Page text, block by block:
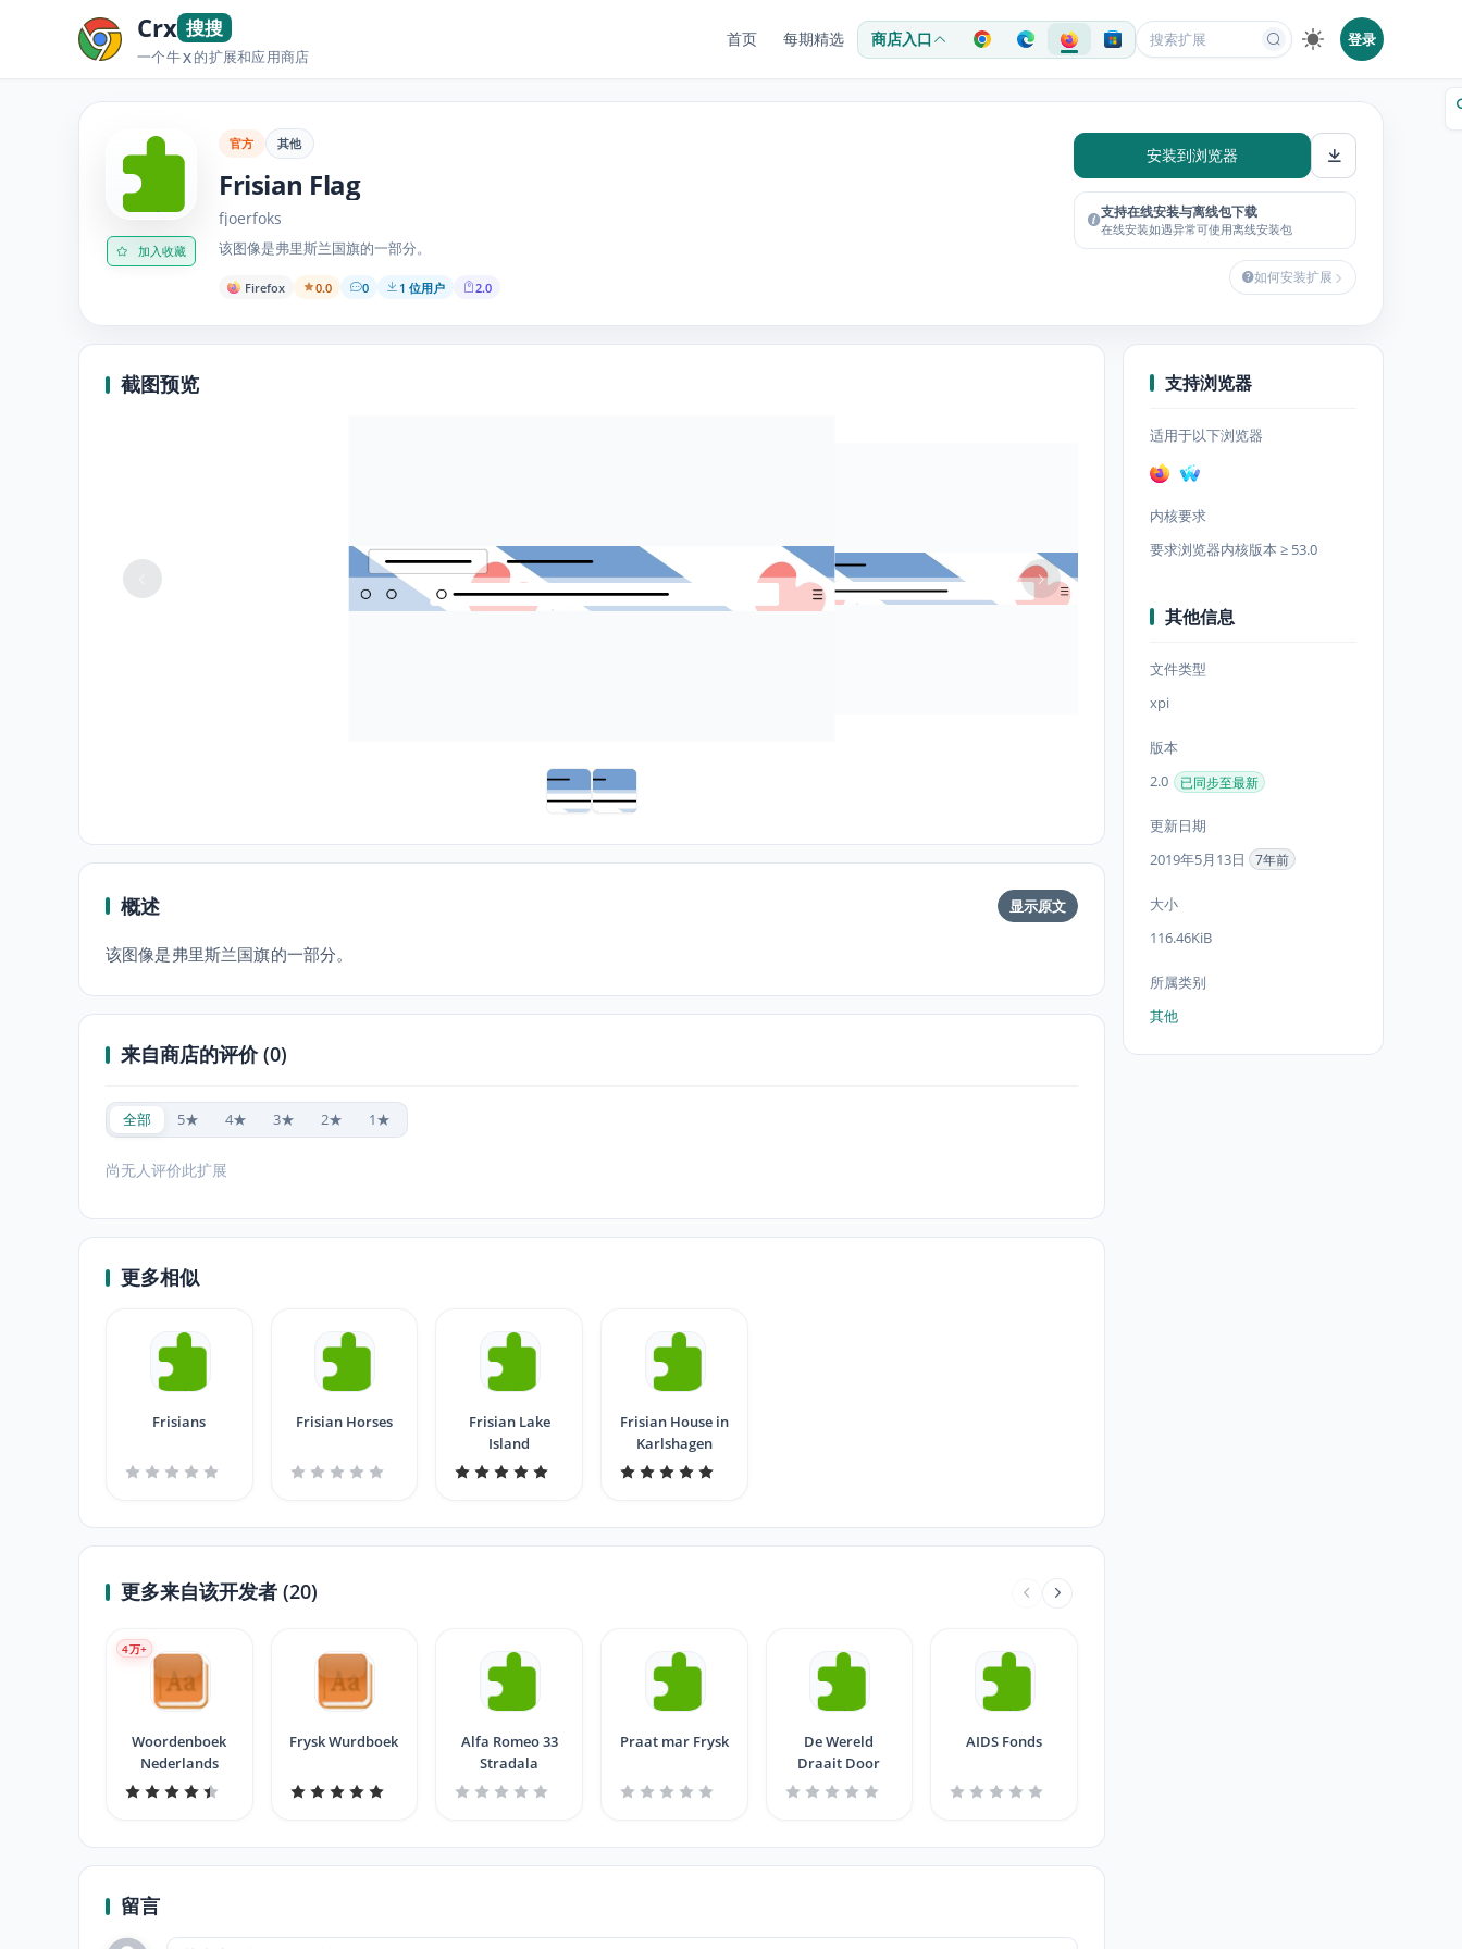
Crx 搜搜
一个牛X的扩展和应用商店
首页 每期精选 商店入口 登录
加入收藏
官方 其他
Frisian Flag
fjoerfoks
该图像是弗里斯兰国旗的一部分。
Firefox 0.0 0 1 位用户 2.0
安装到浏览器
支持在线安装与离线包下载
在线安装如遇异常可使用离线安装包
如何安装扩展
截图预览
概述 显示原文
该图像是弗里斯兰国旗的一部分。
来自商店的评价 (0)
全部 5★ 4★ 3★ 2★ 1★
尚无人评价此扩展
更多相似
Frisians Frisian Horses
Frisian Lake
Island
Frisian House in
Karlshagen
更多来自该开发者 (20)
Woordenboek
Nederlands
4万+
Frysk Wurdboek
Alfa Romeo 33
Stradala
Praat mar Frysk
De Wereld
Draait Door
AIDS Fonds
留言
支持浏览器
适用于以下浏览器
内核要求
要求浏览器内核版本 ≥ 53.0
其他信息
文件类型
xpi
版本
2.0
已同步至最新
更新日期
2019年5月13日
7年前
大小
116.46KiB
所属类别
其他